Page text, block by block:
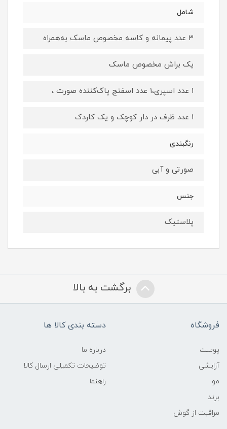
شامل
۳ عدد پیمانه و کاسه مخصوص ماسک به‌همراه
یک براش مخصوص ماسک
۱ عدد اسپری،۱ عدد اسفنج پاک‌کننده صورت ،
۱ عدد ظرف در‌ دار کوچک و یک کاردک
رنگبندی
صورتی و آبی
جنس
پلاستیک
برگشت به بالا
فروشگاه
پوست
آرایشی
مو
برند
مراقبت از گوش
دسته بندی کالا ها
درباره ما
توضیحات تکمیلی ارسال کالا
راهنما